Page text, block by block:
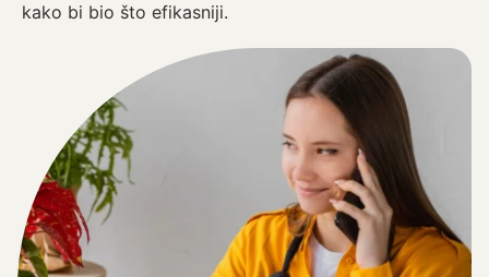
kako bi bio što efikasniji.